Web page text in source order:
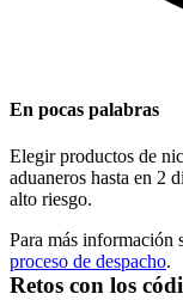
En pocas palabras
Elegir productos de
aduaneros hasta en 2
alto riesgo.
Para más información
proceso de despacho.
Retos con los